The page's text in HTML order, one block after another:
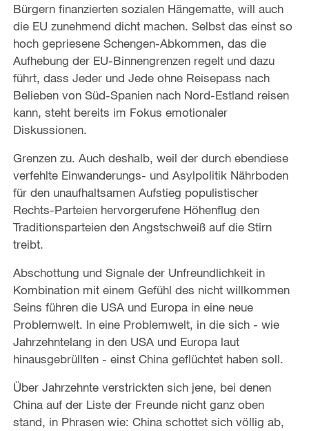
Bürgern finanzierten sozialen Hängematte, will auch
die EU zunehmend dicht machen. Selbst das einst so
hoch gepriesene Schengen-Abkommen, das die
Aufhebung der EU-Binnengrenzen regelt und dazu
führt, dass Jeder und Jede ohne Reisepass nach
Belieben von Süd-Spanien nach Nord-Estland reisen
kann, steht bereits im Fokus emotionaler
Diskussionen.
Grenzen zu. Auch deshalb, weil der durch ebendiese
verfehlte Einwanderungs- und Asylpolitik Nährboden
für den unaufhaltsamen Aufstieg populistischer
Rechts-Parteien hervorgerufene Höhenflug den
Traditionsparteien den Angstschweiß auf die Stirn
treibt.
Abschottung und Signale der Unfreundlichkeit in
Kombination mit einem Gefühl des nicht willkommen
Seins führen die USA und Europa in eine neue
Problemwelt. In eine Problemwelt, in die sich - wie
Jahrzehntelang in den USA und Europa laut
hinausgebrüllten - einst China geflüchtet haben soll.
Über Jahrzehnte verstrickten sich jene, bei denen
China auf der Liste der Freunde nicht ganz oben
stand, in Phrasen wie: China schottet sich völlig ab,